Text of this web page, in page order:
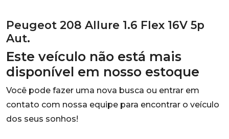
Peugeot 208 Allure 1.6 Flex 16V 5p
Aut.
Este veículo não está mais
disponível em nosso estoque
Você pode fazer uma nova busca ou entrar em
contato com nossa equipe para encontrar o veículo
dos seus sonhos!